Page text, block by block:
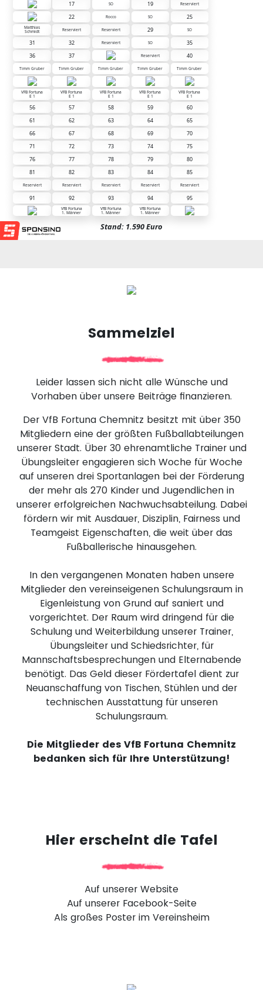
17 SO 19 Reserviert
22 Rocco SO 25
Matthias
Schmidt Reserviert Reserviert 29 SO
31 32 Reserviert SO
35
36
37 Reserviert 40
Timm Gruber Timm Gruber Timm Gruber Timm Gruber Timm Gruber
VFB Fortuna
E 1
VFB Fortuna
E 1
VFB Fortuna
E 1
VFB Fortuna
E 1
VFB Fortuna
E 1
56 57 58 59
60
61
62 63 64
65
66
67 68 69
70
71
72 73 74
75
76
77 78 79
80
81
82 83 84 85
Reserviert Reserviert Reserviert Reserviert Reserviert
91 92 93 94 95
VfB Fortuna
1. Männer
VfB Fortuna
1. Männer
VfB Fortuna
1. Männer
Stand: 1.590 Euro
Sammelziel
Leider lassen sich nicht alle Wünsche und
Vorhaben über unsere Beiträge finanzieren.
Der VfB Fortuna Chemnitz besitzt mit über 350
Mitgliedern eine der größten Fußballabteilungen
unserer Stadt. Über 30 ehrenamtliche Trainer und
Übungsleiter engagieren sich Woche für Woche
auf unseren drei Sportanlagen bei der Förderung
der mehr als 270 Kinder und Jugendlichen in
unserer erfolgreichen Nachwuchsabteilung. Dabei
fördern wir mit Ausdauer, Disziplin, Fairness und
Teamgeist Eigenschaften, die weit über das
Fußballerische hinausgehen.
In den vergangenen Monaten haben unsere
Mitglieder den vereinseigenen Schulungsraum in
Eigenleistung von Grund auf saniert und
vorgerichtet. Der Raum wird dringend für die
Schulung und Weiterbildung unserer Trainer,
Übungsleiter und Schiedsrichter, für
Mannschaftsbesprechungen und Elternabende
benötigt. Das Geld dieser Fördertafel dient zur
Neuanschaffung von Tischen, Stühlen und der
technischen Ausstattung für unseren
Schulungsraum.
Die Mitglieder des VfB Fortuna Chemnitz
bedanken sich für Ihre Unterstützung!
Hier erscheint die Tafel
Auf unserer Website
Auf unserer Facebook-Seite
Als großes Poster im Vereinsheim